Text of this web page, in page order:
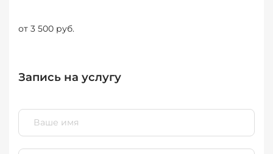
от 3 500 руб.
Запись на услугу